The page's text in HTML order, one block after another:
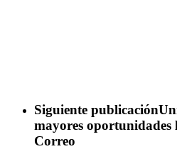
Siguiente publicación
mayores oportunidades
Correo